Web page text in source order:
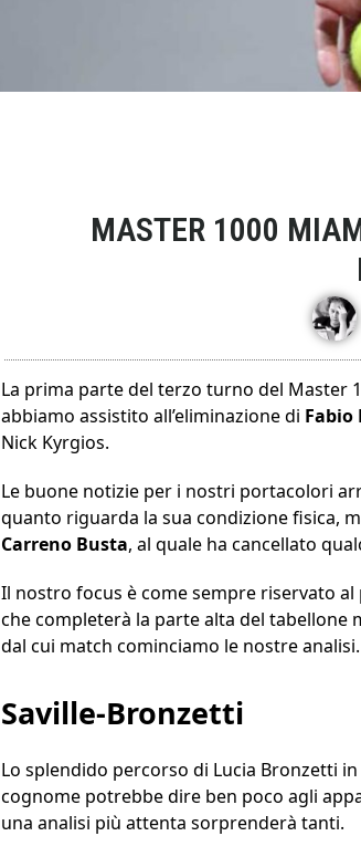
MASTER 1000
La prima parte del terzo turno del Master
abbiamo assistito all’eliminazione di Fabio
Nick Kyrgios.
Le buone notizie per i nostri portacolori
quanto riguarda la sua condizione fisica,
Carreno Busta, al quale ha cancellato
Il nostro focus è come sempre riservato
che completerà la parte alta del tabellone
dal cui match cominciamo le nostre analisi.
Saville-Bronzetti
Lo splendido percorso di Lucia Bronzetti
cognome potrebbe dire ben poco agli
una analisi più attenta sorprenderà tanti.